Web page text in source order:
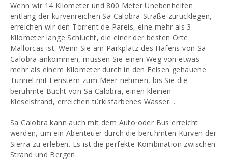
Wenn wir 14 Kilometer und 800 Meter Unebenheiten
entlang der kurvenreichen Sa Calobra-Straße zurücklegen,
erreichen wir den Torrent de Pareis, eine mehr als 3
Kilometer lange Schlucht, die einer der besten Orte
Mallorcas ist. Wenn Sie am Parkplatz des Hafens von Sa
Calobra ankommen, müssen Sie einen Weg von etwas
mehr als einem Kilometer durch in den Felsen gehauene
Tunnel mit Fenstern zum Meer nehmen, bis Sie die
berühmte Bucht von Sa Calobra, einen kleinen
Kieselstrand, erreichen türkisfarbenes Wasser. .
Sa Calobra kann auch mit dem Auto oder Bus erreicht
werden, um ein Abenteuer durch die berühmten Kurven der
Sierra zu erleben. Es ist die perfekte Kombination zwischen
Strand und Bergen.